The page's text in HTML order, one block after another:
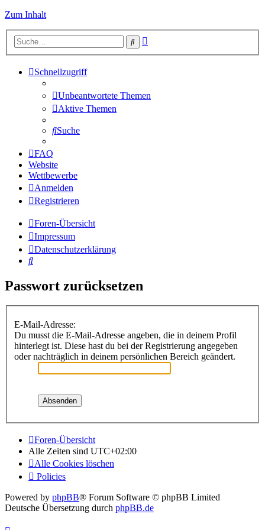
Zum Inhalt
Suche
Schnellzugriff
Unbeantwortete Themen
Aktive Themen
Suche
FAQ
Website
Wettbewerbe
Anmelden
Registrieren
Foren-Übersicht
Impressum
Datenschutzerklärung
Suche
Passwort zurücksetzen
E-Mail-Adresse:
Du musst die E-Mail-Adresse angeben, die in deinem Profil
hinterlegt ist. Diese hast du bei der Registrierung angegeben
oder nachträglich in deinem persönlichen Bereich geändert.
Foren-Übersicht
Alle Zeiten sind UTC+02:00
Alle Cookies löschen
Policies
Powered by phpBB® Forum Software © phpBB Limited
Deutsche Übersetzung durch phpBB.de